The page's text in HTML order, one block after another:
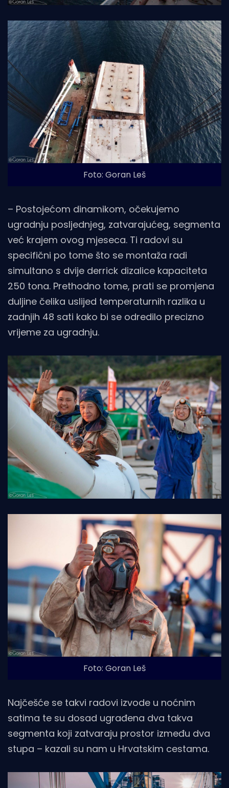
Foto: Goran Leš
– Postojećom dinamikom, očekujemo
ugradnju posljednjeg, zatvarajućeg, segmenta
već krajem ovog mjeseca. Ti radovi su
specifični po tome što se montaža radi
simultano s dvije derrick dizalice kapaciteta
250 tona. Prethodno tome, prati se promjena
duljine čelika uslijed temperaturnih razlika u
zadnjih 48 sati kako bi se odredilo precizno
vrijeme za ugradnju.
Foto: Goran Leš
Najčešće se takvi radovi izvode u noćnim
satima te su dosad ugrađena dva takva
segmenta koji zatvaraju prostor između dva
stupa – kazali su nam u Hrvatskim cestama.